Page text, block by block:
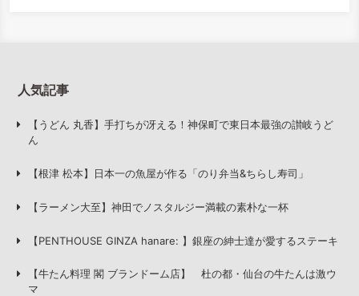
人気記事
【うどん 丸香】手打ちが冴える！神保町で東日本最強の讃岐うど
ん
【根津 松本】日本一の魚屋が作る「のり弁当&ちらし寿司」
【ラーメン大至】神田でノスタルジー満載の素朴な一杯
【PENTHOUSE GINZA hanare: 】銀座の紳士達が愛するステーキ
【牛たん料理 閣 ブランドーム店】 杜の都・仙台の牛たんは激ウ
マ